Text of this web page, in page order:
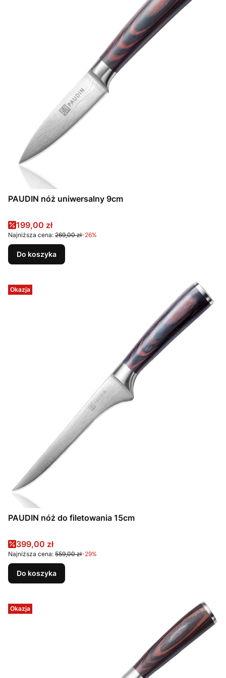
PAUDIN nóż uniwersalny 9cm
Cena promocyjna
199,00 zł
Najniższa cena: 269,00 zł-26%
Do koszyka
Okazja
PAUDIN nóż do filetowania 15cm
Cena promocyjna
399,00 zł
Najniższa cena: 559,00 zł-29%
Do koszyka
Okazja